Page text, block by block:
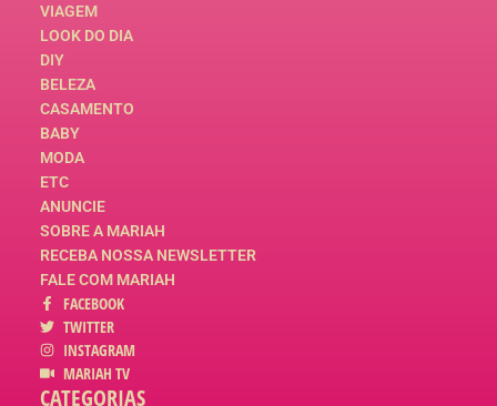
VIAGEM
LOOK DO DIA
DIY
BELEZA
CASAMENTO
BABY
MODA
ETC
ANUNCIE
SOBRE A MARIAH
RECEBA NOSSA NEWSLETTER
FALE COM MARIAH
FACEBOOK
TWITTER
INSTAGRAM
MARIAH TV
CATEGORIAS